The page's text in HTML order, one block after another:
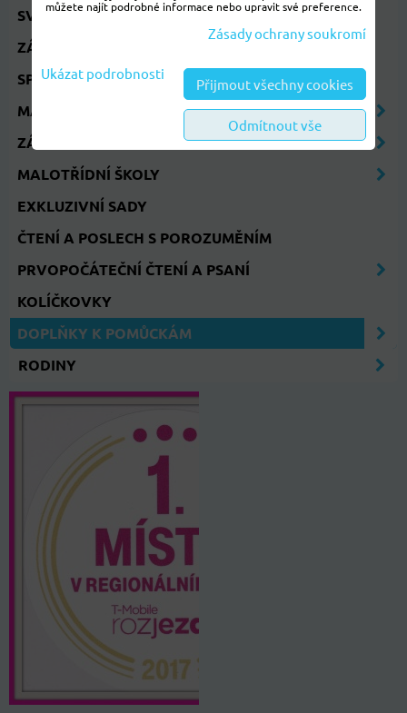
SVATÝ VÁCLAV
ZÁPIS 2028
SPU
MATEŘSKÉ ŠKOLY
ZÁKLADNÍ ŠKOLY
MALOTŘÍDNÍ ŠKOLY
EXKLUZIVNÍ SADY
ČTENÍ A POSLECH S POROZUMĚNÍM
PRVOPOČÁTEČNÍ ČTENÍ A PSANÍ
KOLÍČKOVKY
DOPLŇKY K POMŮCKÁM
RODINY
můžete najít podrobné informace nebo upravit své preference.
Zásady ochrany soukromí
Ukázat podrobnosti
Přijmout všechny cookies
Odmítnout vše